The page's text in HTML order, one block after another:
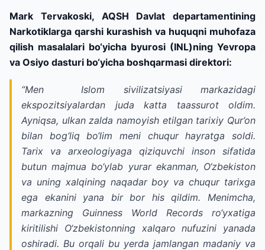
Mark Tervakoski, AQSH Davlat departamentining
Narkotiklarga qarshi kurashish va huquqni muhofaza
qilish masalalari bo‘yicha byurosi (INL)ning Yevropa
va Osiyo dasturi bo‘yicha boshqarmasi direktori:
“Men Islom sivilizatsiyasi markazidagi
ekspozitsiyalardan juda katta taassurot oldim.
Ayniqsa, ulkan zalda namoyish etilgan tarixiy Qur’on
bilan bog‘liq bo‘lim meni chuqur hayratga soldi.
Tarix va arxeologiyaga qiziquvchi inson sifatida
butun majmua bo‘ylab yurar ekanman, O‘zbekiston
va uning xalqining naqadar boy va chuqur tarixga
ega ekanini yana bir bor his qildim. Menimcha,
markazning Guinness World Records ro‘yxatiga
kiritilishi O‘zbekistonning xalqaro nufuzini yanada
oshiradi. Bu orqali bu yerda jamlangan madaniy va